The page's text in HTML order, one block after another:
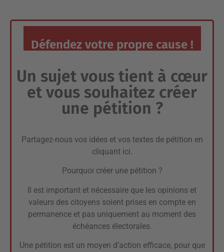
Défendez votre propre cause !
Un sujet vous tient à cœur
et vous souhaitez créer
une pétition ?
Partagez-nous vos idées et vos textes de pétition en
cliquant ici.
Pourquoi créer une pétition ?
Il est important et nécessaire que les opinions et
valeurs des citoyens soient prises en compte en
permanence et pas uniquement au moment des
échéances électorales.
Une pétition est un moyen d’action efficace, pour que